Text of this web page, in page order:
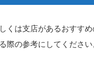
くは支店があるおすす
際の参考にしてください